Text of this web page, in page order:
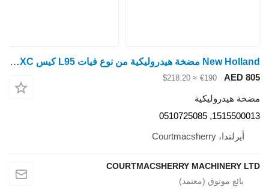
New Holland مضخة هيدروليكية من نوع فيات L95 كيس JXC مع رأس فلتر 5170560، 51688 1515500013 لـ جرار بعجلات New Holland L95
AED 805
€190
≈ $218.20
مضخة هيدروليكية
1515500013, 0510725085
أيرلندا، Courtmacsherry
COURTMACSHERRY MACHINERY LTD